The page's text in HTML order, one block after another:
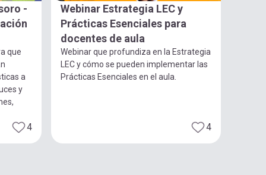
-
que
a
y
4
Webinar Estrategia LEC y
Prácticas Esenciales para
docentes de aula
Webinar que profundiza en la Estrategia
LEC y cómo se pueden implementar las
Prácticas Esenciales en el aula.
4